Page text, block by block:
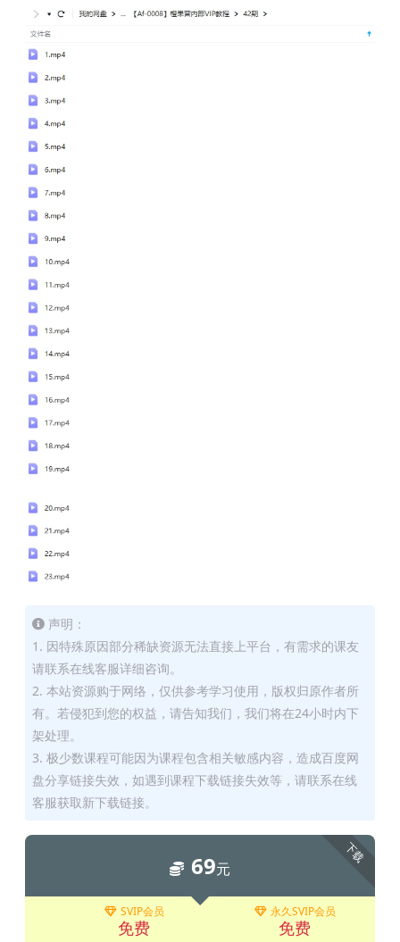
声明：
1. 因特殊原因部分稀缺资源无法直接上平台，有需求的课友
请联系在线客服详细咨询。
2. 本站资源购于网络，仅供参考学习使用，版权归原作者所
有。若侵犯到您的权益，请告知我们，我们将在24小时内下
架处理。
3. 极少数课程可能因为课程包含相关敏感内容，造成百度网
盘分享链接失效，如遇到课程下载链接失效等，请联系在线
客服获取新下载链接。
下载
69元
SVIP会员
免费
永久SVIP会员
免费